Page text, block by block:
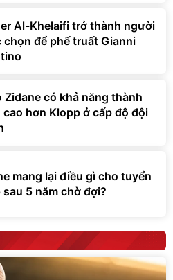
Al-Khelaifi trở thành người
chọn để phế truất Gianni
Zidane có khả năng thành
cao hơn Klopp ở cấp độ đội
mang lại điều gì cho tuyển
sau 5 năm chờ đợi?